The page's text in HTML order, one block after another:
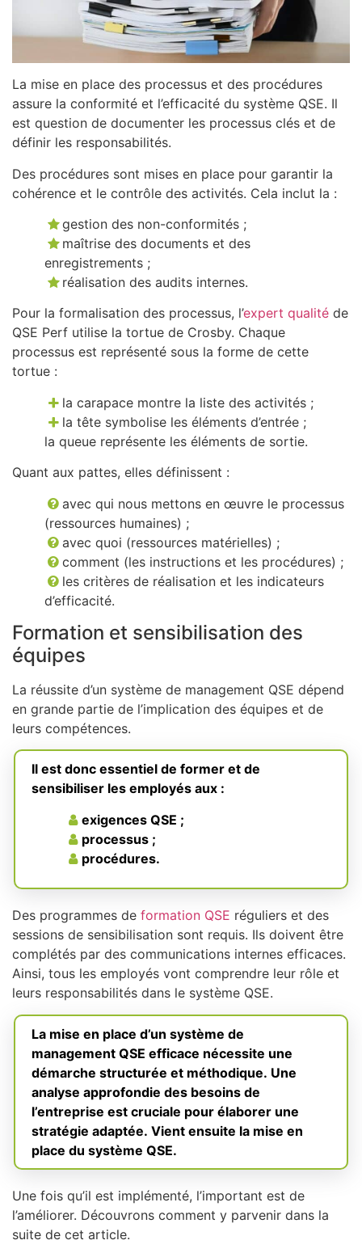
La mise en place des processus et des procédures
assure la conformité et l’efficacité du système QSE. Il
est question de documenter les processus clés et de
définir les responsabilités.
Des procédures sont mises en place pour garantir la
cohérence et le contrôle des activités. Cela inclut la :
gestion des non-conformités ;
maîtrise des documents et des
enregistrements ;
réalisation des audits internes.
Pour la formalisation des processus, l’expert qualité de
QSE Perf utilise la tortue de Crosby. Chaque
processus est représenté sous la forme de cette
tortue :
la carapace montre la liste des activités ;
la tête symbolise les éléments d’entrée ;
la queue représente les éléments de sortie.
Quant aux pattes, elles définissent :
avec qui nous mettons en œuvre le processus
(ressources humaines) ;
avec quoi (ressources matérielles) ;
comment (les instructions et les procédures) ;
les critères de réalisation et les indicateurs
d’efficacité.
Formation et sensibilisation des
équipes
La réussite d’un système de management QSE dépend
en grande partie de l’implication des équipes et de
leurs compétences.
Il est donc essentiel de former et de
sensibiliser les employés aux :
exigences QSE ;
processus ;
procédures.
Des programmes de formation QSE réguliers et des
sessions de sensibilisation sont requis. Ils doivent être
complétés par des communications internes efficaces.
Ainsi, tous les employés vont comprendre leur rôle et
leurs responsabilités dans le système QSE.
La mise en place d’un système de
management QSE efficace nécessite une
démarche structurée et méthodique. Une
analyse approfondie des besoins de
l’entreprise est cruciale pour élaborer une
stratégie adaptée. Vient ensuite la mise en
place du système QSE.
Une fois qu’il est implémenté, l’important est de
l’améliorer. Découvrons comment y parvenir dans la
suite de cet article.